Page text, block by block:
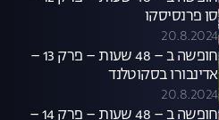
סן פרנסיסקו
20.8.2024
חופשה ב – 48 שעות – פרק 13 –
אדינבורו בסקוטלנד
20.8.2024
חופשה ב – 48 שעות – פרק 14 –